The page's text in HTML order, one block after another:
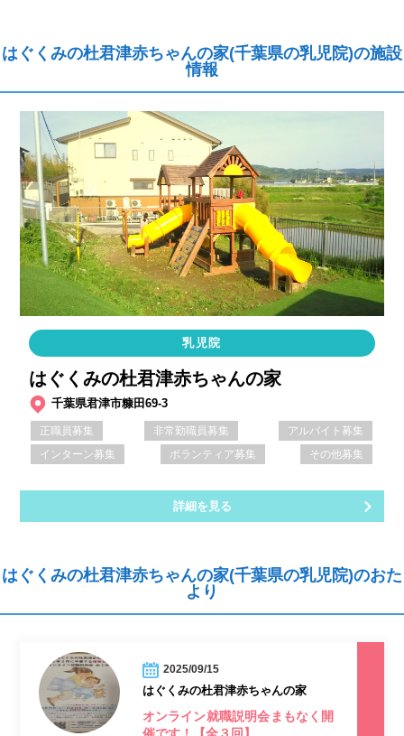
はぐくみの杜君津赤ちゃんの家(千葉県の乳児院)の施設
情報
乳児院
はぐくみの杜君津赤ちゃんの家
千葉県君津市糠田69-3
正職員募集 非常勤職員募集
アルバイト募集
インターン募集
ボランティア募集 その他募集
詳細を見る
はぐくみの杜君津赤ちゃんの家(千葉県の乳児院)のおた
より
2025/09/15
はぐくみの杜君津赤ちゃんの家
オンライン就職説明会まもなく開
催です！【全３回】